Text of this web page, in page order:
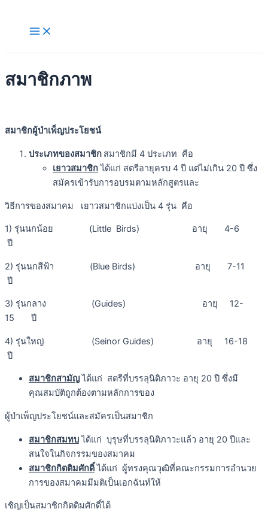
Main
Menu
สมาชิกภาพ
สมาชิกผู้บำเพ็ญประโยชน์
ประเภทของสมาชิก สมาชิกมี 4 ประเภท คือ
เยาวสมาชิกได้แก่ สตรีอายุครบ 4 ปี แต่ไม่เกิน 20 ปี ซึ่ง
สมัครเข้ารับการอบรมตามหลักสูตรและ
วิธีการของสมาคม เยาวสมาชิกแบ่งเป็น 4 รุ่น คือ
1) รุ่นนกน้อย (Little Birds) อายุ 4-6
ปี
2) รุ่นนกสีฟ้า (Blue Birds) อายุ 7-11
ปี
3) รุ่นกลาง (Guides) อายุ 12-
15 ปี
4) รุ่นใหญ่ (Seinor Guides) อายุ 16-18
ปี
สมาชิกสามัญได้แก่ สตรีที่บรรลุนิติภาวะ อายุ 20 ปี ซึ่งมี
คุณสมบัติถูกต้องตามหลักการของ
ผู้บำเพ็ญประโยชน์และสมัครเป็นสมาชิก
สมาชิกสมทบได้แก่ บุรุษที่บรรลุนิติภาวะแล้ว อายุ 20 ปีและ
สนใจในกิจกรรมของสมาคม
สมาชิกกิตติมศักดิ์ได้แก่ ผู้ทรงคุณวุฒิที่คณะกรรมการอำนวย
การของสมาคมมีมติเป็นเอกฉันท์ให้
เชิญเป็นสมาชิกกิตติมศักดิ์ได้